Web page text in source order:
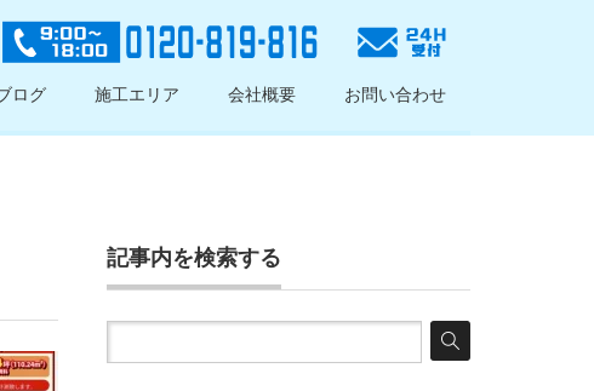
ログ 施工エリア 会社概要 お問い合わせ
記事内を検索する